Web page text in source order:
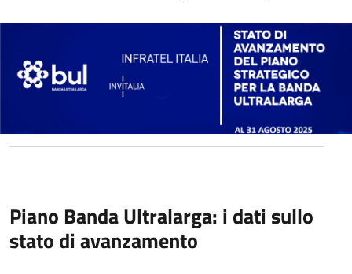
Piano Banda Ultralarga: i dati sullo
stato di avanzamento